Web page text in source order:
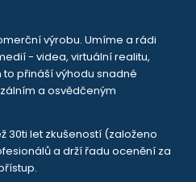
výrobu. Umíme a rádi
- videa, virtuální realitu,
to přináší výhodu snadné
a osvědčeným
30ti let zkušeností (založeno
a drží řadu ocenění za